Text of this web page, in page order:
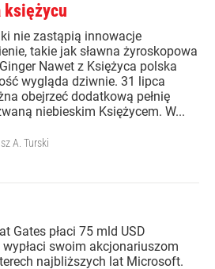
księżycu
nie zastąpią innowacje
takie jak sławna żyroskopowa
Nawet z Księżyca polska
wygląda dziwnie. 31 lipca
obejrzeć dodatkową pełnię
niebieskim Księżycem. W...
A. Turski
Gates płaci 75 mld USD
swoim akcjonariuszom
najbliższych lat Microsoft.